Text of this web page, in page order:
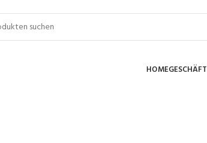
HOMEGESCHÄFT